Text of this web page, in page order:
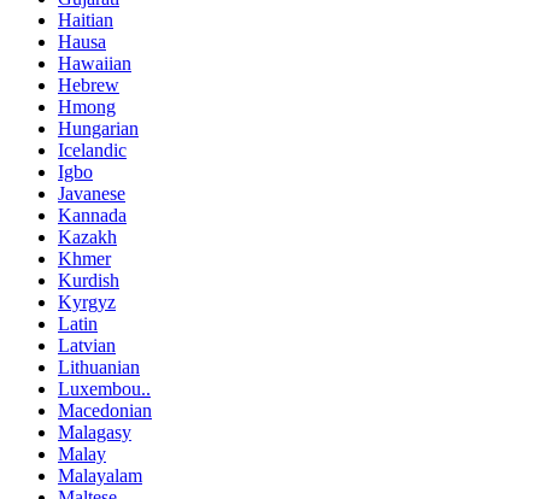
Haitian
Hausa
Hawaiian
Hebrew
Hmong
Hungarian
Icelandic
Igbo
Javanese
Kannada
Kazakh
Khmer
Kurdish
Kyrgyz
Latin
Latvian
Lithuanian
Luxembou..
Macedonian
Malagasy
Malay
Malayalam